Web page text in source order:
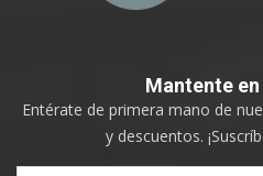
Mantente
Entérate de primera mano de
y descuentos.